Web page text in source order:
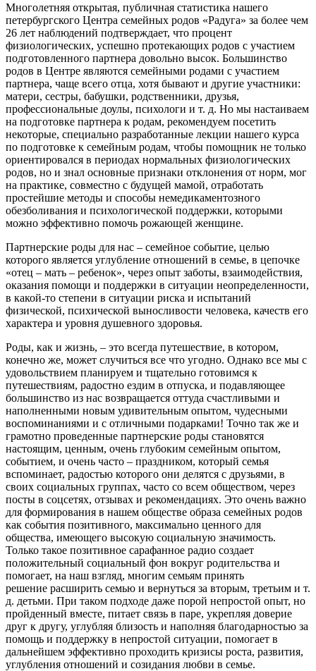
Многолетняя открытая, публичная статистика нашего
петербургского Центра семейных родов «Радуга» за более чем
26 лет наблюдений подтверждает, что процент
физиологических, успешно протекающих родов с участием
подготовленного партнера довольно высок. Большинство
родов в Центре являются семейными родами с участием
партнера, чаще всего отца, хотя бывают и другие участники:
матери, сестры, бабушки, родственники, друзья,
профессиональные доулы, психологи и т. д. Но мы настаиваем
на подготовке партнера к родам, рекомендуем посетить
некоторые, специально разработанные лекции нашего курса
по подготовке к семейным родам, чтобы помощник не только
ориентировался в периодах нормальных физиологических
родов, но и знал основные признаки отклонения от норм, мог
на практике, совместно с будущей мамой, отработать
простейшие методы и способы немедикаментозного
обезболивания и психологической поддержки, которыми
можно эффективно помочь рожающей женщине.
Партнерские роды для нас – семейное событие, целью
которого является углубление отношений в семье, в цепочке
«отец – мать – ребенок», через опыт заботы, взаимодействия,
оказания помощи и поддержки в ситуации неопределенности,
в какой-то степени в ситуации риска и испытаний
физической, психической выносливости человека, качеств его
характера и уровня душевного здоровья.
Роды, как и жизнь, – это всегда путешествие, в котором,
конечно же, может случиться все что угодно. Однако все мы с
удовольствием планируем и тщательно готовимся к
путешествиям, радостно ездим в отпуска, и подавляющее
большинство из нас возвращается оттуда счастливыми и
наполненными новым удивительным опытом, чудесными
воспоминаниями и с отличными подарками! Точно так же и
грамотно проведенные партнерские роды становятся
настоящим, ценным, очень глубоким семейным опытом,
событием, и очень часто – праздником, который семья
вспоминает, радостью которого они делятся с друзьями, в
своих социальных группах, часто со всем обществом, через
посты в соцсетях, отзывах и рекомендациях. Это очень важно
для формирования в нашем обществе образа семейных родов
как события позитивного, максимально ценного для
общества, имеющего высокую социальную значимость.
Только такое позитивное сарафанное радио создает
положительный социальный фон вокруг родительства и
помогает, на наш взгляд, многим семьям принять
решение расширить семью и вернуться за вторым, третьим и т.
д. детьми. При таком подходе даже порой непростой опыт, но
пройденный вместе, питает связь в паре, укрепляя доверие
друг к другу, углубляя близость и наполняя благодарностью за
помощь и поддержку в непростой ситуации, помогает в
дальнейшем эффективно проходить кризисы роста, развития,
углубления отношений и созидания любви в семье.